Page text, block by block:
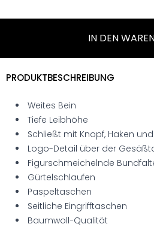
IN DEN
PRODUKTBESCHREIBUNG
Weites Bein
Tiefe Leibhöhe
Schließt mit Knopf, Haken
Logo-Detail über der
Figurschmeichelnde
Gürtelschlaufen
Paspeltaschen
Seitliche Eingrifftaschen
Baumwoll-Qualität